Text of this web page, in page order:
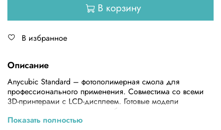
В корзину
В избранное
Описание
Anycubic Standard – фотополимерная смола для
профессионального применения. Совместима со всеми
3D-принтерами с LCD-дисплеем. Готовые модели
сохраняют функциональность благодаря отсутствию
усадки и максимально быстрому затвердеванию.
Показать полностью